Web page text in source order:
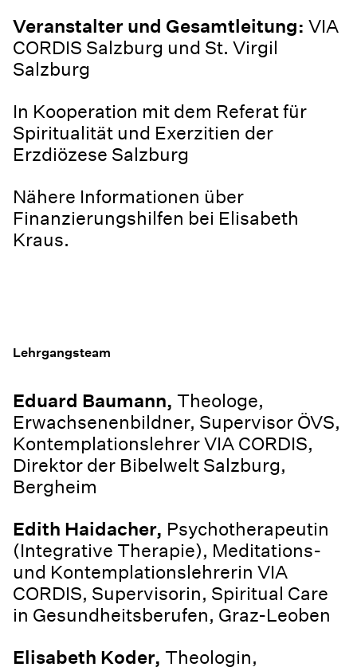
Veranstalter und Gesamtleitung: VIA
CORDIS Salzburg und St. Virgil
Salzburg
In Kooperation mit dem Referat für
Spiritualität und Exerzitien der
Erzdiözese Salzburg
Nähere Informationen über
Finanzierungshilfen bei Elisabeth
Kraus.
Lehrgangsteam
Eduard Baumann, Theologe,
Erwachsenenbildner, Supervisor ÖVS,
Kontemplationslehrer VIA CORDIS,
Direktor der Bibelwelt Salzburg,
Bergheim
Edith Haidacher, Psychotherapeutin
(Integrative Therapie), Meditations-
und Kontemplationslehrerin VIA
CORDIS, Supervisorin, Spiritual Care
in Gesundheitsberufen, Graz-Leoben
Elisabeth Koder, Theologin,